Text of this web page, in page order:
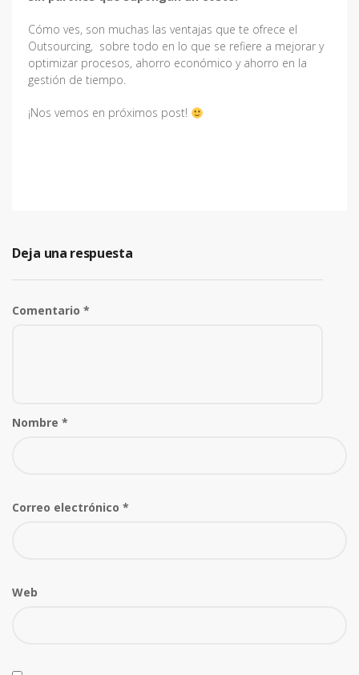
Cómo ves, son muchas las ventajas que te ofrece el
Outsourcing, sobre todo en lo que se refiere a mejorar y
optimizar procesos, ahorro económico y ahorro en la
gestión de tiempo.
¡Nos vemos en próximos post!
Deja una respuesta
Comentario *
Nombre *
Correo electrónico *
Web